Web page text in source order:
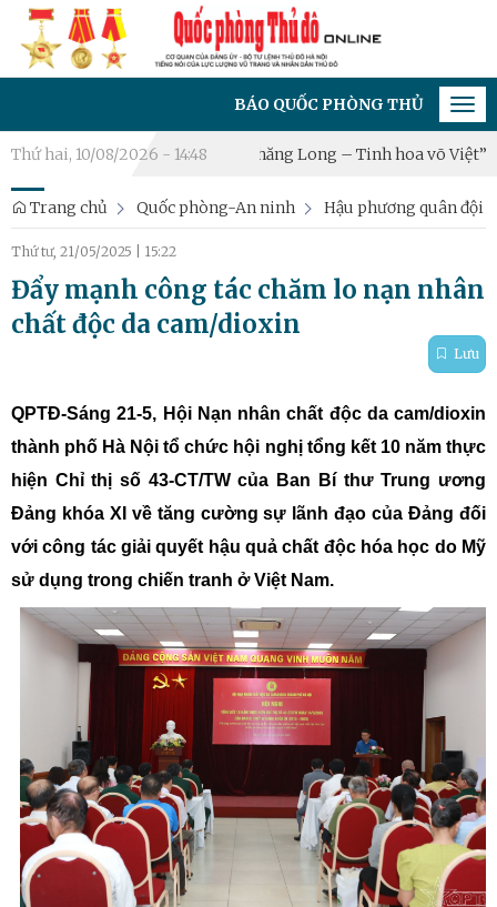
BÁO QUỐC PHÒNG THỦ ĐÔ - CƠ QUAN
Thứ hai, 10/08/2026 - 14:48
Hà Nội 2026: “Hào khí Thăng Long – Tinh hoa võ Việt” Xã
Trang chủ Quốc phòng-An ninh Hậu phương quân đội
Thứ tư, 21/05/2025 15:22
Đẩy mạnh công tác chăm lo nạn nhân
chất độc da cam/dioxin
Lưu
QPTĐ-Sáng 21-5, Hội Nạn nhân chất độc da cam/dioxin
thành phố Hà Nội tổ chức hội nghị tổng kết 10 năm thực
hiện Chỉ thị số 43-CT/TW của Ban Bí thư Trung ương
Đảng khóa XI về tăng cường sự lãnh đạo của Đảng đối
với công tác giải quyết hậu quả chất độc hóa học do Mỹ
sử dụng trong chiến tranh ở Việt Nam.